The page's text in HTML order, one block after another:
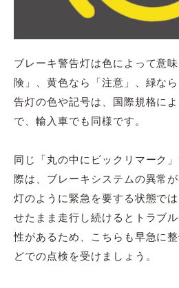
ブレーキ警告灯は色によって意
険」、黄色なら「注意」、緑な
告灯の色や記号は、国際規格に
で、輸入車でも同様です。
同じ「丸の中にビックリマーク
際は、ブレーキシステムの異常
灯のように緊急を要する状態で
せたまま走行し続けるとトラブ
性があるため、こちらも早急に
どでの点検を受けましょう。